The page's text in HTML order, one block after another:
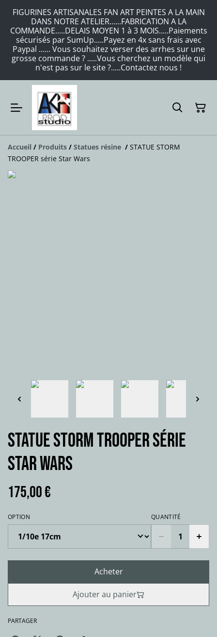
FIGURINES ARTISANALES FAN ART PEINTES A LA MAIN
DANS NOTRE ATELIER......FABRICATION A LA
COMMANDE.....DELAIS MOYEN 1 à 3 MOIS.....Paiements
sécurisés par SumUp.....Payez en 4x sans frais avec
Paypal ...... Vous souhaitez verser des arrhes sur une
grosse commande ? .....Vous cherchez un modèle qui
n'est pas sur le site ?.....Contactez nous !
Accueil / Produits / Statues résine / STATUE STORM
TROOPER série Star Wars
STATUE STORM TROOPER série
Star Wars
175,00 €
OPTION QUANTITÉ
Acheter
Ajouter au panier
PARTAGER